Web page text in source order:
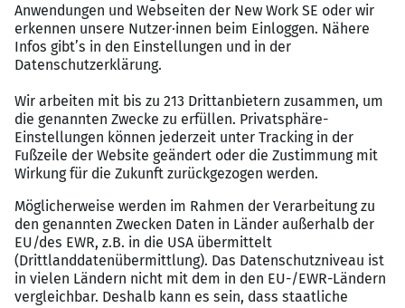
Vergütungspaket
Unbefristete Festanstellung bei einem
etablierten Finanzinstitut
Attraktives Gehaltspaket sowie Zusatzleistungen
Flexible Arbeitszeiten und Möglichkeit zum
hybriden Arbeiten
Zielgerichtete Weiterbildungsangebote im Kredit-
und Risikobereich
Moderne Arbeitsumgebung in zentraler Lage in
Frankfurt